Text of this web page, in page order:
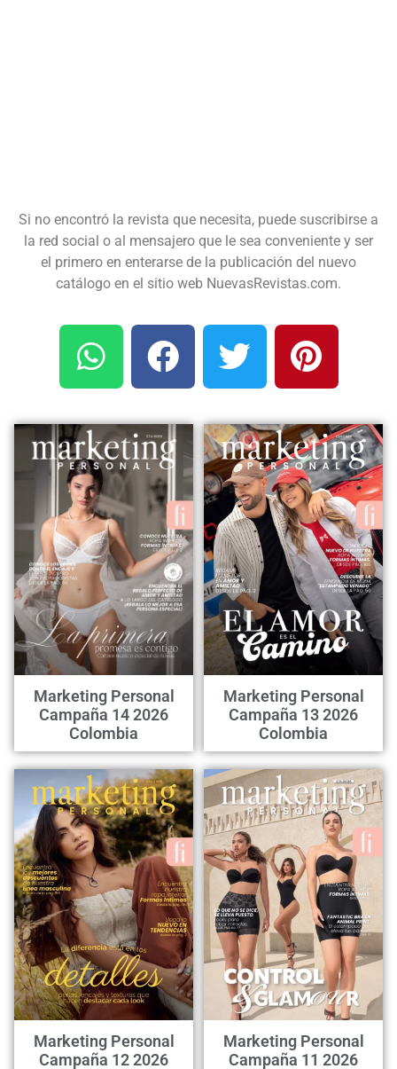
Si no encontró la revista que necesita, puede suscribirse a
la red social o al mensajero que le sea conveniente y ser
el primero en enterarse de la publicación del nuevo
catálogo en el sitio web NuevasRevistas.com.
Marketing Personal
Campaña 14 2026
Colombia
Marketing Personal
Campaña 13 2026
Colombia
Marketing Personal
Campaña 12 2026
Marketing Personal
Campaña 11 2026